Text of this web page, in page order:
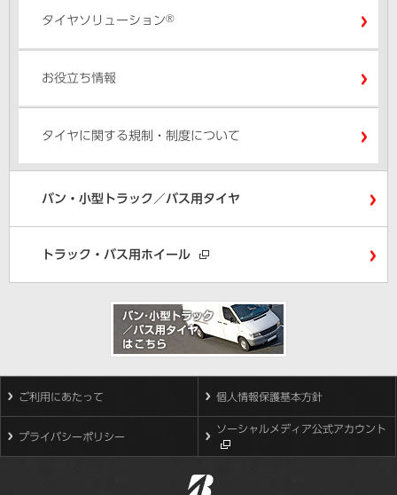
タイヤソリューション®
お役立ち情報
タイヤに関する規制・制度について
バン・小型トラック／バス用タイヤ
トラック・バス用ホイール
ご利用にあたって 個人情報保護基本方針
プライバシーポリシー
ソーシャルメディア公式アカウント